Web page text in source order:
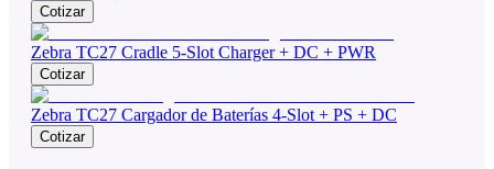
Cotizar
Zebra TC27 Cradle 5-Slot Charger + DC + PWR
Cotizar
Zebra TC27 Cargador de Baterías 4-Slot + PS + DC
Cotizar